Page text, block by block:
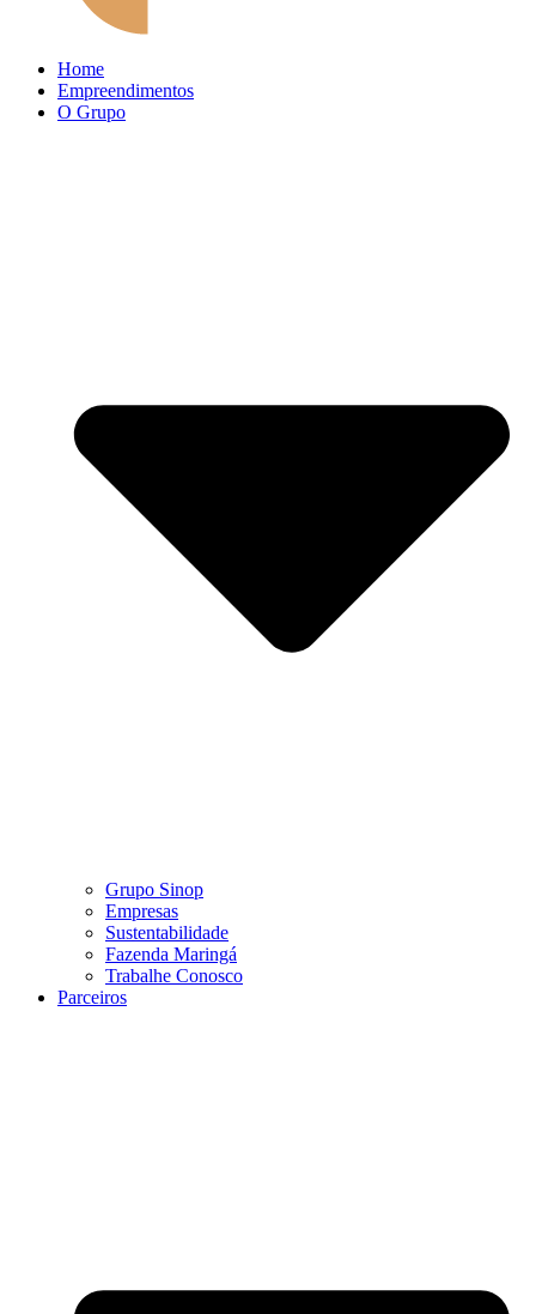
Home
Empreendimentos
O Grupo
Grupo Sinop
Empresas
Sustentabilidade
Fazenda Maringá
Trabalhe Conosco
Parceiros